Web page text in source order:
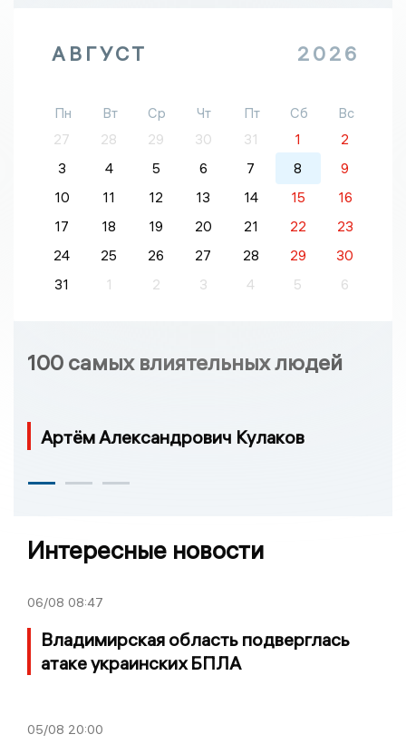
АВГУСТ 2026
Пн Вт Ср Чт Пт Сб
Вс
27
28 29 30 31 1
2
3
4 5 6 7 8
9
10
11 12 13 14 15
16
17
18 19 20 21 22
23
24
25 26 27 28 29
30
31
1 2 3 4 5 6
100 самых влиятельных людей
Артём Александрович Кулаков
Интересные новости
06/08 08:47
Владимирская область подверглась
атаке украинских БПЛА
05/08 20:00